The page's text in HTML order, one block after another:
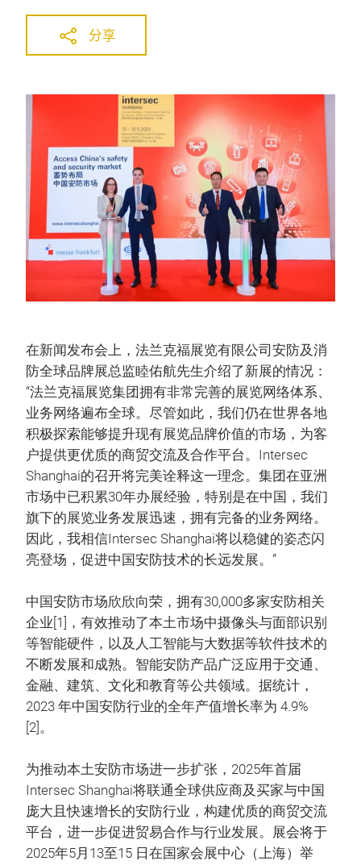
分享
在新闻发布会上，法兰克福展览有限公司安防及消
防全球品牌展总监睦佑航先生介绍了新展的情况：
“法兰克福展览集团拥有非常完善的展览网络体系、
业务网络遍布全球。尽管如此，我们仍在世界各地
积极探索能够提升现有展览品牌价值的市场，为客
户提供更优质的商贸交流及合作平台。Intersec
Shanghai的召开将完美诠释这一理念。集团在亚洲
市场中已积累30年办展经验，特别是在中国，我们
旗下的展览业务发展迅速，拥有完备的业务网络。
因此，我相信Intersec Shanghai将以稳健的姿态闪
亮登场，促进中国安防技术的长远发展。”
中国安防市场欣欣向荣，拥有30,000多家安防相关
企业[1]，有效推动了本土市场中摄像头与面部识别
等智能硬件，以及人工智能与大数据等软件技术的
不断发展和成熟。智能安防产品广泛应用于交通、
金融、建筑、文化和教育等公共领域。据统计，
2023 年中国安防行业的全年产值增长率为 4.9%
[2]。
为推动本土安防市场进一步扩张，2025年首届
Intersec Shanghai将联通全球供应商及买家与中国
庞大且快速增长的安防行业，构建优质的商贸交流
平台，进一步促进贸易合作与行业发展。展会将于
2025年5月13至15 日在国家会展中心（上海）举